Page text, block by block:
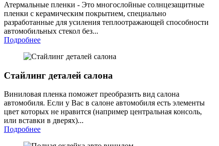
Атермальные пленки - Это многослойные солнцезащитные
пленки с керамическим покрытием, специально
разработанные для усиления теплоотражающей способности
автомобильных стекол без...
Подробнее
Стайлинг деталей салона
Виниловая пленка поможет преобразить вид салона
автомобиля. Если у Вас в салоне автомобиля есть элементы
цвет которых не нравится (например центральная консоль,
или вставки в дверях)...
Подробнее